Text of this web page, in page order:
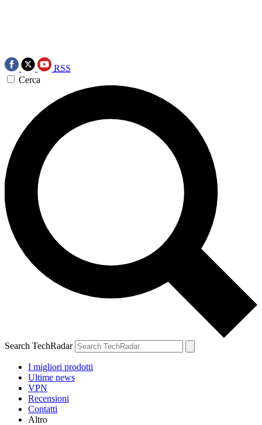
RSS
Cerca
Search TechRadar
I migliori prodotti
Ultime news
VPN
Recensioni
Contatti
Altro